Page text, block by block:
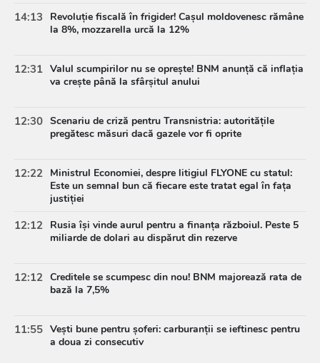
14:13
Revoluție fiscală în frigider! Cașul moldovenesc rămâne
la 8%, mozzarella urcă la 12%
12:31 Valul scumpirilor nu se oprește! BNM anunță că inflația
va crește până la sfârșitul anului
12:30 Scenariu de criză pentru Transnistria: autoritățile
pregătesc măsuri dacă gazele vor fi oprite
12:22 Ministrul Economiei, despre litigiul FLYONE cu statul:
Este un semnal bun că fiecare este tratat egal în fața
justiției
12:12 Rusia își vinde aurul pentru a finanța războiul. Peste 5
miliarde de dolari au dispărut din rezerve
12:12 Creditele se scumpesc din nou! BNM majorează rata de
bază la 7,5%
11:55 Vești bune pentru șoferi: carburanții se ieftinesc pentru
a doua zi consecutiv